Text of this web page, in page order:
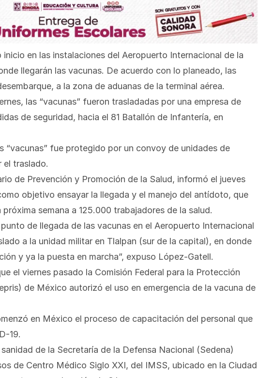
inicio en las instalaciones del Aeropuerto Internacional de la
llegarán las vacunas. De acuerdo con lo planeado, las
a la zona de aduanas de la terminal aérea.
las “vacunas” fueron trasladadas por una empresa de
de seguridad, hacia el 81 Batallón de Infantería, en
“vacunas” fue protegido por un convoy de unidades de
el traslado.
de Prevención y Promoción de la Salud, informó el jueves
objetivo ensayar la llegada y el manejo del antídoto, que
semana a 125.000 trabajadores de la salud.
de llegada de las vacunas en el Aeropuerto Internacional
a la unidad militar en Tlalpan (sur de la capital), en donde
y ya la puesta en marcha”, expuso López-Gatell.
el viernes pasado la Comisión Federal para la Protección
de México autorizó el uso en emergencia de la vacuna de
en México el proceso de capacitación del personal que
19.
de la Secretaría de la Defensa Nacional (Sedena)
de Centro Médico Siglo XXI, del IMSS, ubicado en la Ciudad